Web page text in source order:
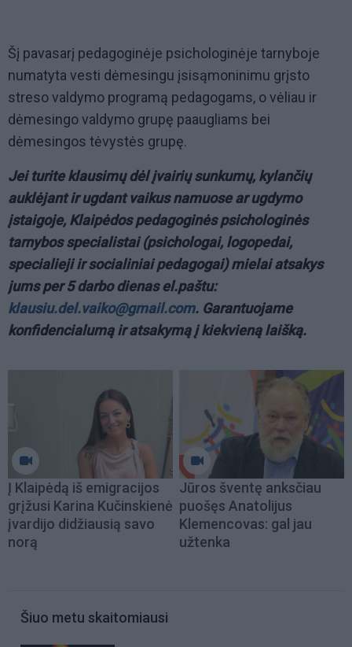
Šį pavasarį pedagoginėje psichologinėje tarnyboje
numatyta vesti dėmesingu įsisąmoninimu grįsto
streso valdymo programą pedagogams, o vėliau ir
dėmesingo valdymo grupę paaugliams bei
dėmesingos tėvystės grupę.
Jei turite klausimų dėl įvairių sunkumų, kylančių
auklėjant ir ugdant vaikus namuose ar ugdymo
įstaigoje, Klaipėdos pedagoginės psichologinės
tarnybos specialistai (psichologai, logopedai,
specialieji ir socialiniai pedagogai) mielai atsakys
jums per 5 darbo dienas el.paštu:
klausiu.del.vaiko@gmail.com. Garantuojame
konfidencialumą ir atsakymą į kiekvieną laišką.
Į Klaipėdą iš emigracijos
grįžusi Karina Kučinskienė
įvardijo didžiausią savo
norą
Jūros šventę anksčiau
puošęs Anatolijus
Klemencovas: gal jau
užtenka
Šiuo metu skaitomiausi